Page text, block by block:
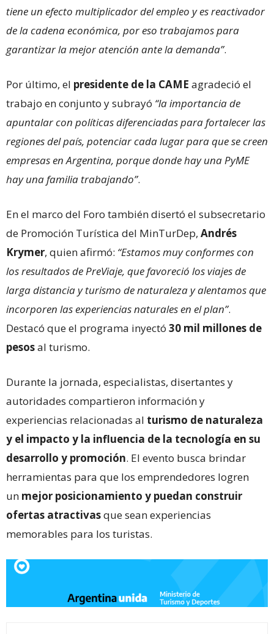
tiene un efecto multiplicador del empleo y es reactivador
de la cadena económica, por eso trabajamos para
garantizar la mejor atención ante la demanda”.
Por último, el presidente de la CAME agradeció el
trabajo en conjunto y subrayó “la importancia de
apuntalar con políticas diferenciadas para fortalecer las
regiones del país, potenciar cada lugar para que se creen
empresas en Argentina, porque donde hay una PyME
hay una familia trabajando”.
En el marco del Foro también disertó el subsecretario
de Promoción Turística del MinTurDep, Andrés
Krymer, quien afirmó: “Estamos muy conformes con
los resultados de PreViaje, que favoreció los viajes de
larga distancia y turismo de naturaleza y alentamos que
incorporen las experiencias naturales en el plan”.
Destacó que el programa inyectó 30 mil millones de
pesosal turismo.
Durante la jornada, especialistas, disertantes y
autoridades compartieron información y
experiencias relacionadas al turismo de naturaleza
y el impacto y la influencia de la tecnología en su
desarrollo y promoción. El evento busca brindar
herramientas para que los emprendedores logren
un mejor posicionamiento y puedan construir
ofertas atractivasque sean experiencias
memorables para los turistas.